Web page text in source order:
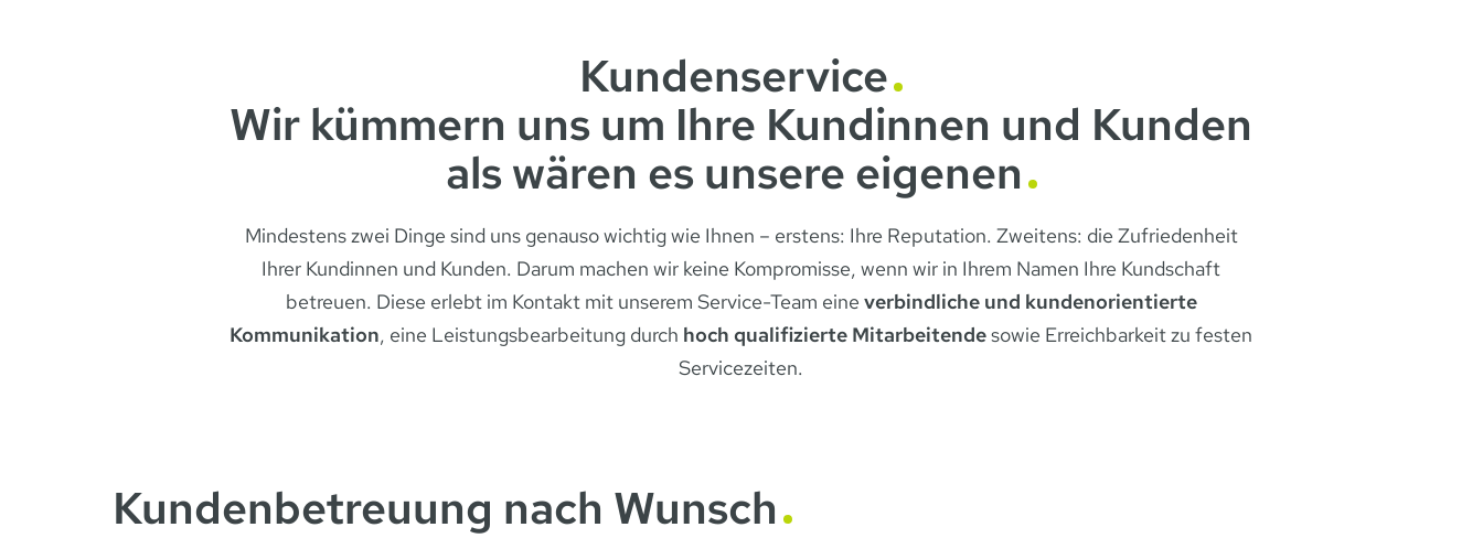
Kundenservice
Wir kümmern uns um Ihre Kundinnen und Kunden
als wären es unsere eigenen
Mindestens zwei Dinge sind uns genauso wichtig wie Ihnen – erstens: Ihre Reputation. Zweitens: die Zufriedenheit
Ihrer Kundinnen und Kunden. Darum machen wir keine Kompromisse, wenn wir in Ihrem Namen Ihre Kundschaft
betreuen. Diese erlebt im Kontakt mit unserem Service-Team eine verbindliche und kundenorientierte
Kommunikation, eine Leistungsbearbeitung durch hoch qualifizierte Mitarbeitendesowie Erreichbarkeit zu festen
Servicezeiten.
Kundenbetreuung nach Wunsch